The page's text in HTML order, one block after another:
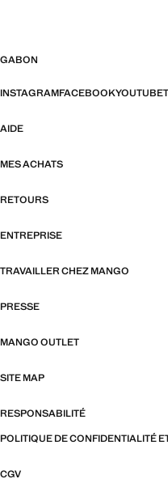
GABON
INSTAGRAMFACEBOOKYOUTUBE
AIDE
MES ACHATS
RETOURS
ENTREPRISE
TRAVAILLER CHEZ MANGO
PRESSE
MANGO OUTLET
SITE MAP
RESPONSABILITÉ
POLITIQUE DE CONFIDENTIALITÉ
CGV